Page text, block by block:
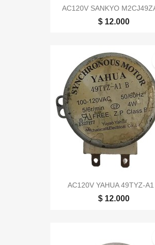
AC120V SANKYO
$ 12.000
AC120V YAHUA 49TYZ-A1
$ 12.000